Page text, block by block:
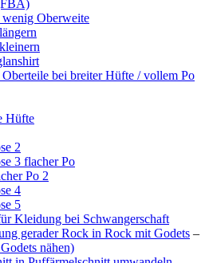
wenig Oberweite
Oberteile bei breiter Hüfte / vollem Po
Hüfte
2
3 flacher Po
Po 2
4
5
Kleidung bei Schwangerschaft
gerader Rock in Rock mit Godets –
nähen)